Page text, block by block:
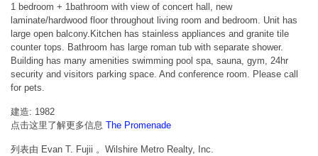
1 bedroom + 1bathroom with view of concert hall, new
laminate/hardwood floor throughout living room and bedroom. Unit has
large open balcony.Kitchen has stainless appliances and granite tile
counter tops. Bathroom has large roman tub with separate shower.
Building has many amenities swimming pool spa, sauna, gym, 24hr
security and visitors parking space. And conference room. Please call
for pets.
建造: 1982
点击这里了解更多信息 The Promenade
列表由 Evan T. Fujii 。Wilshire Metro Realty, Inc.